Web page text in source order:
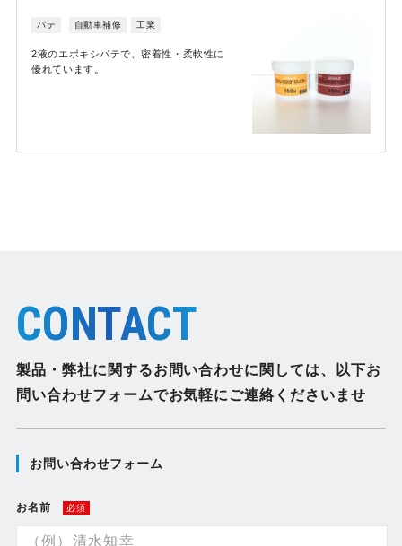
パテ 自動車補修 工業
2液のエポキシパテで、密着性・柔軟性に
優れています。
CONTACT
製品・弊社に関するお問い合わせに関しては、
以下お
問い合わせフォームでお気軽にご連絡くださいませ
お問い合わせフォーム
お名前 必須